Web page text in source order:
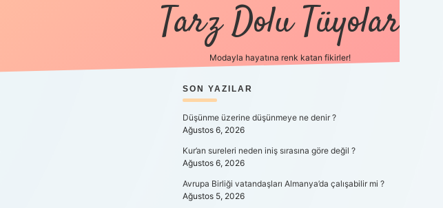
Tarz Dolu Tüyolar
Modayla hayatına renk katan fikirler!
SIDEBAR
SON YAZILAR
Düşünme üzerine düşünmeye ne denir ?
Ağustos 6, 2026
Kur’an sureleri neden iniş sırasına göre değil ?
Ağustos 6, 2026
Avrupa Birliği vatandaşları Almanya’da çalışabilir mi ?
Ağustos 5, 2026